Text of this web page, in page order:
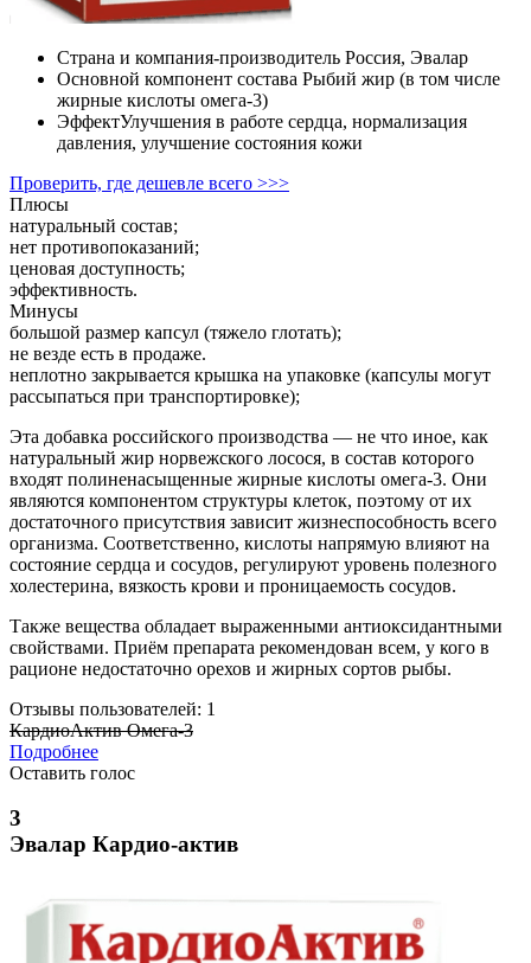
Страна и компания-производитель Россия, Эвалар
Основной компонент состава Рыбий жир (в том числе
жирные кислоты омега-3)
ЭффектУлучшения в работе сердца, нормализация
давления, улучшение состояния кожи
Проверить, где дешевле всего >>>
Плюсы
натуральный состав;
нет противопоказаний;
ценовая доступность;
эффективность.
Минусы
большой размер капсул (тяжело глотать);
не везде есть в продаже.
неплотно закрывается крышка на упаковке (капсулы могут
рассыпаться при транспортировке);
Эта добавка российского производства — не что иное, как
натуральный жир норвежского лосося, в состав которого
входят полиненасыщенные жирные кислоты омега-3. Они
являются компонентом структуры клеток, поэтому от их
достаточного присутствия зависит жизнеспособность всего
организма. Соответственно, кислоты напрямую влияют на
состояние сердца и сосудов, регулируют уровень полезного
холестерина, вязкость крови и проницаемость сосудов.
Также вещества обладает выраженными антиоксидантными
свойствами. Приём препарата рекомендован всем, у кого в
рационе недостаточно орехов и жирных сортов рыбы.
Отзывы пользователей: 1
КардиоАктив Омега-3
Подробнее
Оставить голос
3
Эвалар Кардио-актив